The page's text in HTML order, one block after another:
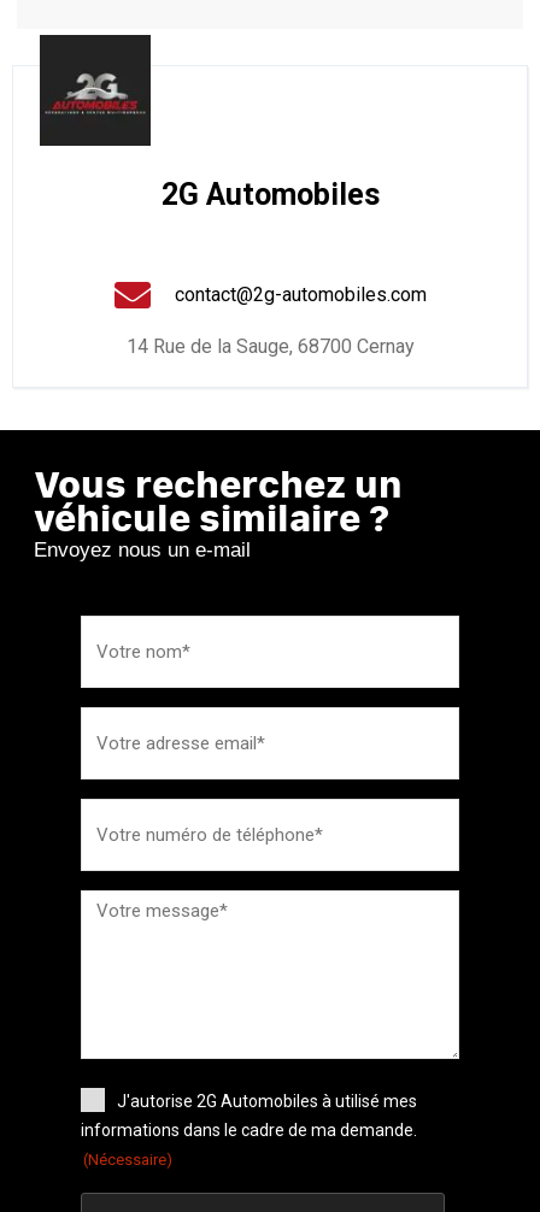
2G Automobiles
contact@2g-automobiles.com
14 Rue de la Sauge, 68700 Cernay
Vous recherchez un
véhicule similaire ?
Envoyez nous un e-mail
J'autorise 2G Automobiles à utilisé mes
informations dans le cadre de ma demande.
(Nécessaire)